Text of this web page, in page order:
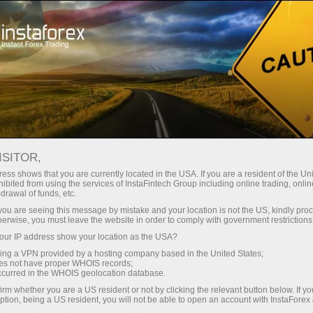
rapide de compte Plateforme de trading
les traders
débutants
Pour les
investisseurs
Pour les
partenaires
withdrawal
shows that you are currently located in the USA. If you are a resident of the
from using the services of InstaFintech Group including online trading,
of funds, etc.
are seeing this message by mistake and your location is not the US, kindly
you must leave the website in order to comply with government
IP address show your location as the USA?
a VPN provided by a hosting company based in the United States;
not have proper WHOIS records;
in the WHOIS geolocation database.
whether you are a US resident or not by clicking the relevant button below. If
being a US resident, you will not be able to open an account with InstaForex